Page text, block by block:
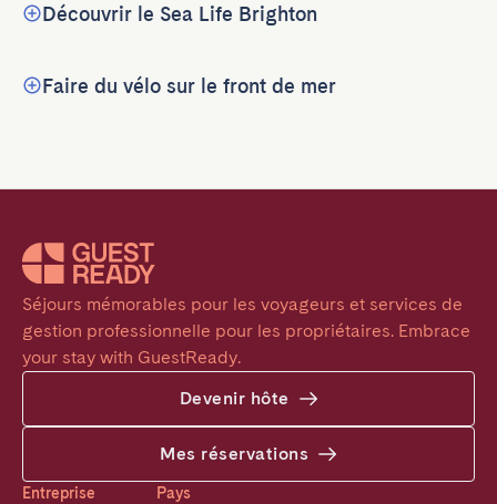
Découvrir le Sea Life Brighton
Faire du vélo sur le front de mer
Séjours mémorables pour les voyageurs et services de
gestion professionnelle pour les propriétaires. Embrace
your stay with GuestReady.
Devenir hôte
Mes réservations
Entreprise Pays